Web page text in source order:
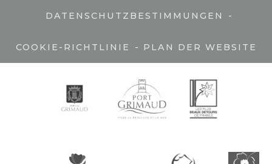
DATENSCHUTZBESTIMMUNGEN -
COOKIE-RICHTLINIE - PLAN DER WEBSITE